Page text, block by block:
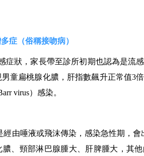
症（俗稱接吻病）
症狀，家長帶至診所初期也認為是流
童扁桃腺化膿，肝指數飆升正常值3
virus）感染。
由唾液或飛沫傳染，感染急性期，會
膿、頸部淋巴腺腫大、肝脾腫大，其